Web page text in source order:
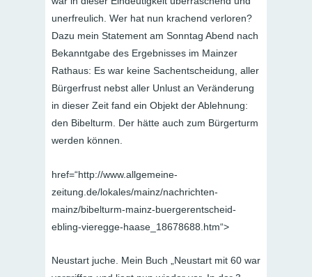
unerfreulich. Wer hat nun krachend verloren?
Dazu mein Statement am Sonntag Abend nach
Bekanntgabe des Ergebnisses im Mainzer
Rathaus: Es war keine Sachentscheidung, aller
Bürgerfrust nebst aller Unlust an Veränderung
in dieser Zeit fand ein Objekt der Ablehnung:
den Bibelturm. Der hätte auch zum Bürgerturm
werden können.
href=“http://www.allgemeine-
zeitung.de/lokales/mainz/nachrichten-
mainz/bibelturm-mainz-buergerentscheid-
ebling-vieregge-haase_18678688.htm“>
Neustart juche. Mein Buch „Neustart mit 60 war